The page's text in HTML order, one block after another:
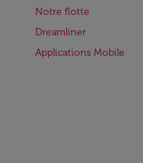
Notre flotte
Dreamliner
Applications Mobile